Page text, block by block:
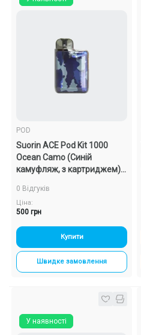
POD
Suorin ACE Pod Kit 1000
Ocean Camo (Синій
камуфляж, з картриджем)
0 Відгуків
Ціна:
500 грн
Купити
Швидке замовлення
У наявності